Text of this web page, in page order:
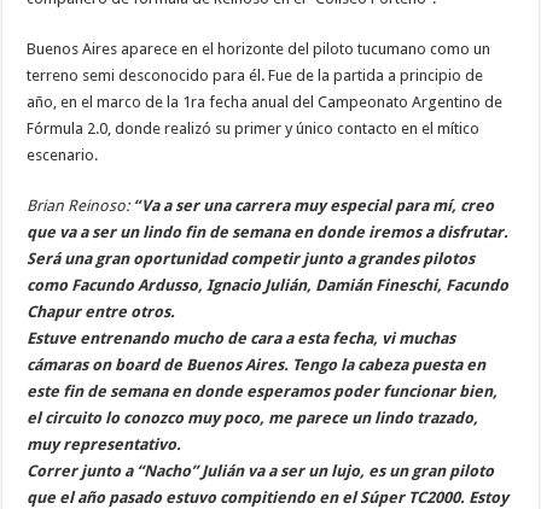
Buenos Aires aparece en el horizonte del piloto tucumano como un
terreno semi desconocido para él. Fue de la partida a principio de
año, en el marco de la 1ra fecha anual del Campeonato Argentino de
Fórmula 2.0, donde realizó su primer y único contacto en el mítico
escenario.
Brian Reinoso: “Va a ser una carrera muy especial para mí, creo
que va a ser un lindo fin de semana en donde iremos a disfrutar.
Será una gran oportunidad competir junto a grandes pilotos
como Facundo Ardusso, Ignacio Julián, Damián Fineschi, Facundo
Chapur entre otros.
Estuve entrenando mucho de cara a esta fecha, vi muchas
cámaras on board de Buenos Aires. Tengo la cabeza puesta en
este fin de semana en donde esperamos poder funcionar bien,
el circuito lo conozco muy poco, me parece un lindo trazado,
muy representativo.
Correr junto a “Nacho” Julián va a ser un lujo, es un gran piloto
que el año pasado estuvo compitiendo en el Súper TC2000. Estoy